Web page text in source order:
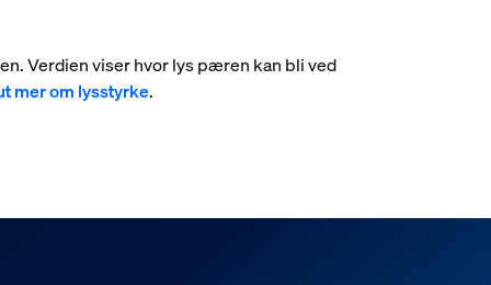
Verdien viser hvor lys pæren kan bli ved
mer om lysstyrke.